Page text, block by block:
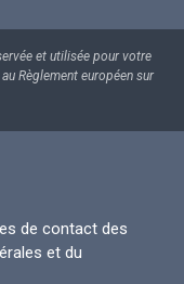
et utilisée pour votre
Règlement européen sur
de contact des
et du